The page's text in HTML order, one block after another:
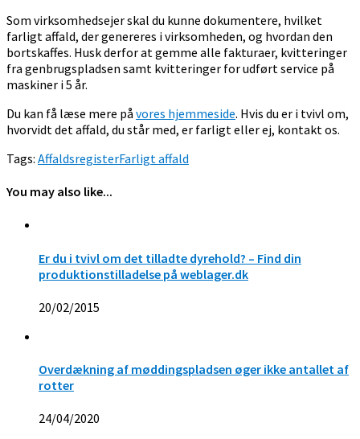
Som virksomhedsejer skal du kunne dokumentere, hvilket
farligt affald, der genereres i virksomheden, og hvordan den
bortskaffes. Husk derfor at gemme alle fakturaer, kvitteringer
fra genbrugspladsen samt kvitteringer for udført service på
maskiner i 5 år.
Du kan få læse mere på vores hjemmeside. Hvis du er i tvivl om,
hvorvidt det affald, du står med, er farligt eller ej, kontakt os.
Tags: AffaldsregisterFarligt affald
You may also like...
Er du i tvivl om det tilladte dyrehold? – Find din
produktionstilladelse på weblager.dk
20/02/2015
Overdækning af møddingspladsen øger ikke antallet af
rotter
24/04/2020